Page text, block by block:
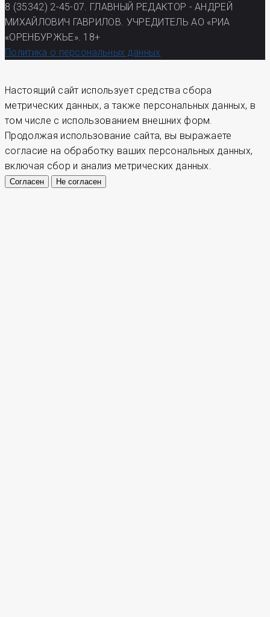
8 (35342) 2-45-07. ГЛАВНЫЙ РЕДАКТОР - АНДРЕЙ
МИХАЙЛОВИЧ ГАВРИЛОВ. УЧРЕДИТЕЛЬ АО «РИА
«ОРЕНБУРЖЬЕ». 18+
Политика о персональных данных
Настоящий сайт использует средства сбора
метрических данных, а также персональных данных, в
том числе с использованием внешних форм.
Продолжая использование сайта, вы выражаете
согласие на обработку ваших персональных данных,
включая сбор и анализ метрических данных.
Согласен Не согласен